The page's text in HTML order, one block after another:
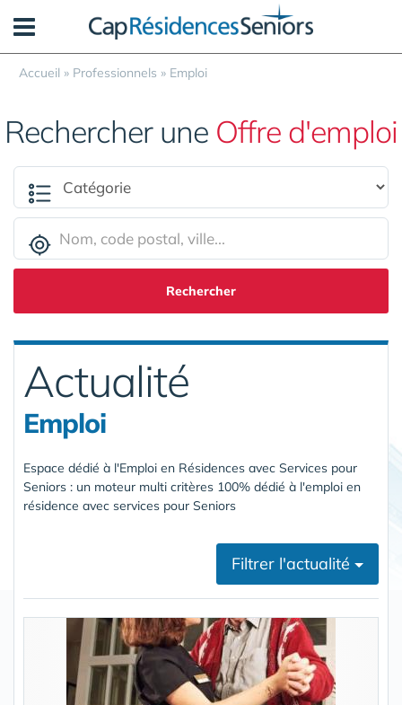
Accueil » Professionnels » Emploi
Rechercher une Offre d'emploi
Rechercher
Actualité
Emploi
Espace dédié à l'Emploi en Résidences avec Services pour
Seniors : un moteur multi critères 100% dédié à l'emploi en
résidence avec services pour Seniors
Filtrer l'actualité